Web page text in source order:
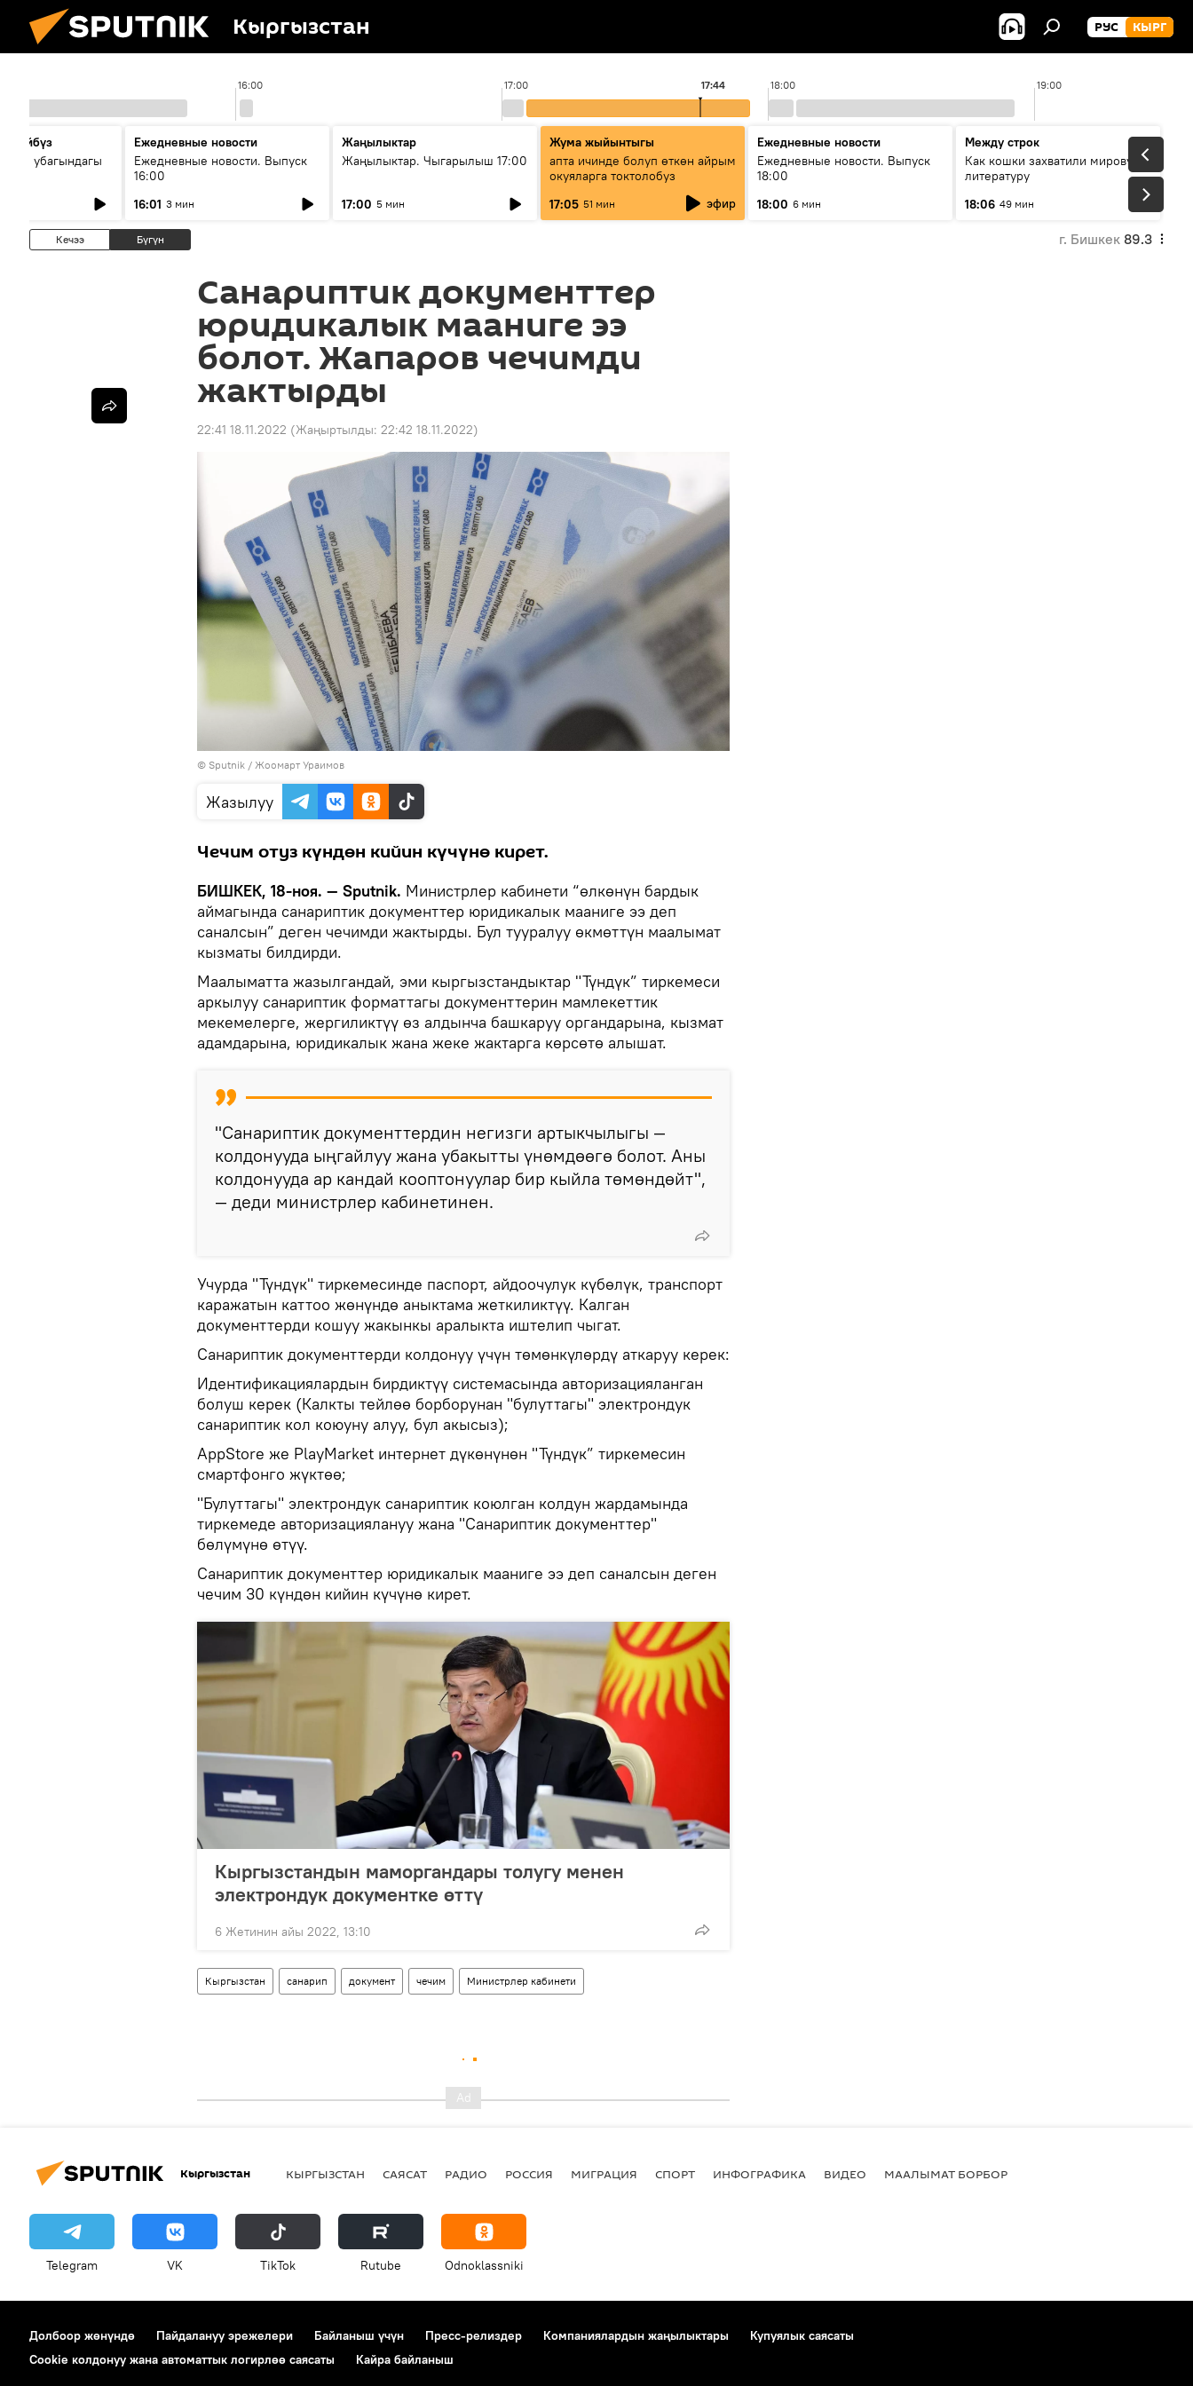
Кыргызстан РУС КЫРГ
16:00 17:00 18:00 19:00
17:44
өз убагындагы
Ежедневные новости
Ежедневные новости. Выпуск
16:00
16:01 3 мин
Жаңылыктар
Жаңылыктар. Чыгарылыш 17:00
17:00 5 мин
Жума жыйынтыгы
апта ичинде болуп өткөн айрым
окуяларга токтолобуз
17:05 51 мин эфир
Ежедневные новости
Ежедневные новости. Выпуск
18:00
18:00 6 мин
Между строк
Как кошки захватили мировую
литературу
18:06 49 мин
Кечээ Бүгүн г. Бишкек 89.3
Санариптик документтер
юридикалык мааниге ээ
болот. Жапаров чечимди
жактырды
22:41 18.11.2022 (Жаңыртылды: 22:42 18.11.2022)
© Sputnik / Жоомарт Ураимов
Жазылуу
Чечим отуз күндөн кийин күчүнө кирет.
БИШКЕК, 18-ноя. — Sputnik. Министрлер кабинети “өлкөнүн бардык
аймагында санариптик документтер юридикалык мааниге ээ деп
саналсын” деген чечимди жактырды. Бул тууралуу өкмөттүн маалымат
кызматы билдирди.
Маалыматта жазылгандай, эми кыргызстандыктар "Түндүк” тиркемеси
аркылуу санариптик форматтагы документтерин мамлекеттик
мекемелерге, жергиликтүү өз алдынча башкаруу органдарына, кызмат
адамдарына, юридикалык жана жеке жактарга көрсөтө алышат.
"Санариптик документтердин негизги артыкчылыгы —
колдонууда ыңгайлуу жана убакытты үнөмдөөгө болот. Аны
колдонууда ар кандай кооптонуулар бир кыйла төмөндөйт",
— деди министрлер кабинетинен.
Учурда "Түндүк" тиркемесинде паспорт, айдоочулук күбөлүк, транспорт
каражатын каттоо жөнүндө аныктама жеткиликтүү. Калган
документтерди кошуу жакынкы аралыкта иштелип чыгат.
Санариптик документтерди колдонуу үчүн төмөнкүлөрдү аткаруу керек:
Идентификациялардын бирдиктүү системасында авторизацияланган
болуш керек (Калкты тейлөө борборунан "булуттагы" электрондук
санариптик кол коюуну алуу, бул акысыз);
AppStore же PlayMarket интернет дүкөнүнөн "Түндүк” тиркемесин
смартфонго жүктөө;
"Булуттагы" электрондук санариптик коюлган колдун жардамында
тиркемеде авторизациялануу жана "Санариптик документтер"
бөлүмүнө өтүү.
Санариптик документтер юридикалык мааниге ээ деп саналсын деген
чечим 30 күндөн кийин күчүнө кирет.
Кыргызстандын маморгандары толугу менен
электрондук документке өттү
6 Жетинин айы 2022, 13:10
Кыргызстан санарип документ чечим Министрлер кабинети
Кыргызстан КЫРГЫЗСТАН САЯСАТ РАДИО РОССИЯ МИГРАЦИЯ СПОРТ ИНФОГРАФИКА ВИДЕО МААЛЫМАТ БОРБОР
Telegram VK ТikТоk Rutube Odnoklassniki
Долбоор жөнүндө Пайдалануу эрежелери Байланыш үчүн Пресс-релиздер Компаниялардын жаңылыктары
Купуялык саясаты
Cookie колдонуу жана автоматтык логирлөө саясаты
Кайра байланыш